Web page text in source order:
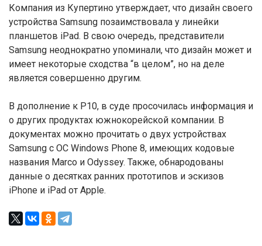
Компания из Купертино утверждает, что дизайн своего
устройства Samsung позаимствовала у линейки
планшетов iPad. В свою очередь, представители
Samsung неоднократно упоминали, что дизайн может и
имеет некоторые сходства “в целом”, но на деле
является совершенно другим.
В дополнение к P10, в суде просочилась информация и
о других продуктах южнокорейской компании. В
документах можно прочитать о двух устройствах
Samsung с ОС Windows Phone 8, имеющих кодовые
названия Marco и Odyssey. Также, обнародованы
данные о десятках ранних прототипов и эскизов
iPhone и iPad от Apple.